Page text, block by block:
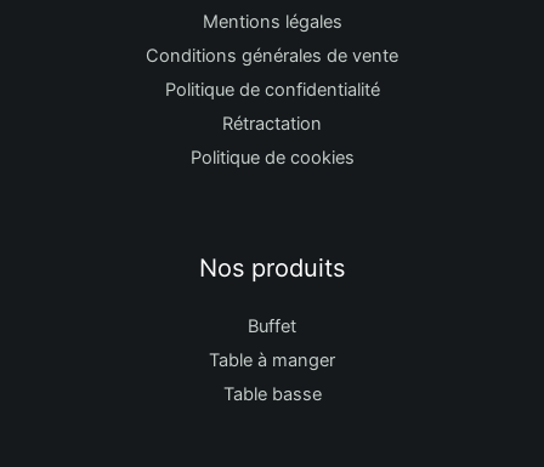
Mentions légales
Conditions générales de vente
Politique de confidentialité
Rétractation
Politique de cookies
Nos produits
Buffet
Table à manger
Table basse